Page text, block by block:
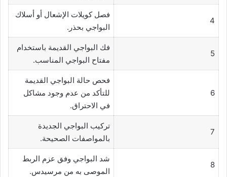
4
فصل كويلات الإشعال أو أسلاك
البواجي بحذر.
5
فك البواجي القديمة باستخدام
مفتاح البواجي المناسب.
6
فحص حالة البواجي القديمة
للتأكد من عدم وجود مشاكل
في الاحتراق.
7
تركيب البواجي الجديدة
بالمواصفات الصحيحة.
8
شد البواجي وفق عزم الربط
الموصى به من مرسيدس.